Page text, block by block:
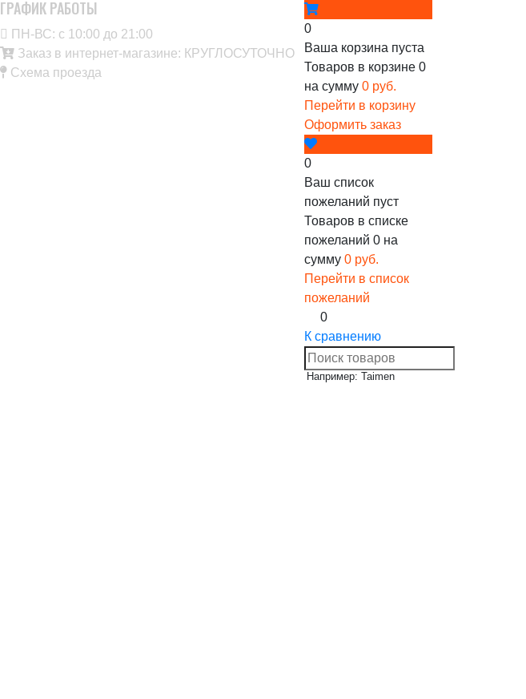
ГРАФИК РАБОТЫ
ПН-ВС: с 10:00 до 21:00
Заказ в интернет-магазине: КРУГЛОСУТОЧНО
Схема проезда
0
Ваша корзина пуста
Товаров в корзине 0
на сумму 0 руб.
Перейти в корзину
Оформить заказ
0
Ваш список
пожеланий пуст
Товаров в списке
пожеланий 0 на
сумму 0 руб.
Перейти в список
пожеланий
0
К сравнению
Например: Taimen